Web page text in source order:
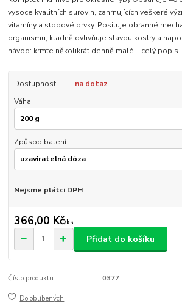
vysoce kvalitních surovin, zahrnujících veškeré
vitamíny a stopové prvky. Posiluje obranné
organismu, kladně ovlivňuje stavbu kostry a
návod: krmte několikrát denně malé... celý popis
Dostupnost
na dotaz
Váha
Způsob balení
Nejsme plátci DPH
366,00 Kč/ks
Přidat do košíku
Číslo produktu: 0377
Do oblíbených